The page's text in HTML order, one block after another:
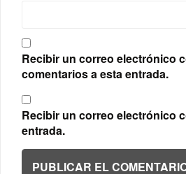
Recibir un correo electrónico
comentarios a esta entrada.
Recibir un correo electrónico
entrada.